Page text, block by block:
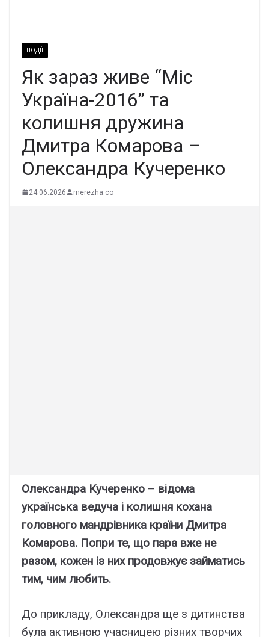
ПОДІЇ
Як зараз живе “Міс
Україна-2016” та
колишня дружина
Дмитра Комарова –
Олександра Кучеренко
24.06.2026 merezha.co
Олександра Кучеренко – відома
українська ведуча і колишня кохана
головного мандрівника країни Дмитра
Комарова. Попри те, що пара вже не
разом, кожен із них продовжує займатись
тим, чим любить.
До прикладу, Олександра ще з дитинства
була активною учасницею різних творчих